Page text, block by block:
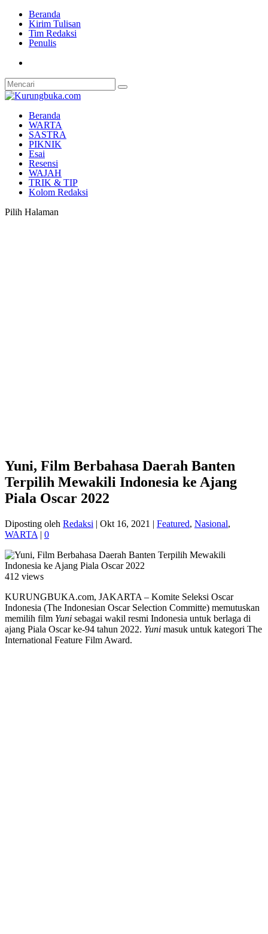
Beranda
Kirim Tulisan
Tim Redaksi
Penulis
Beranda
WARTA
SASTRA
PIKNIK
Esai
Resensi
WAJAH
TRIK & TIP
Kolom Redaksi
Pilih Halaman
Yuni, Film Berbahasa Daerah Banten
Terpilih Mewakili Indonesia ke Ajang
Piala Oscar 2022
Diposting oleh Redaksi | Okt 16, 2021 | Featured, Nasional,
WARTA | 0
412 views
KURUNGBUKA.com, JAKARTA – Komite Seleksi Oscar
Indonesia (The Indonesian Oscar Selection Committe) memutuskan
memilih film Yuni sebagai wakil resmi Indonesia untuk berlaga di
ajang Piala Oscar ke-94 tahun 2022. Yuni masuk untuk kategori The
International Feature Film Award.